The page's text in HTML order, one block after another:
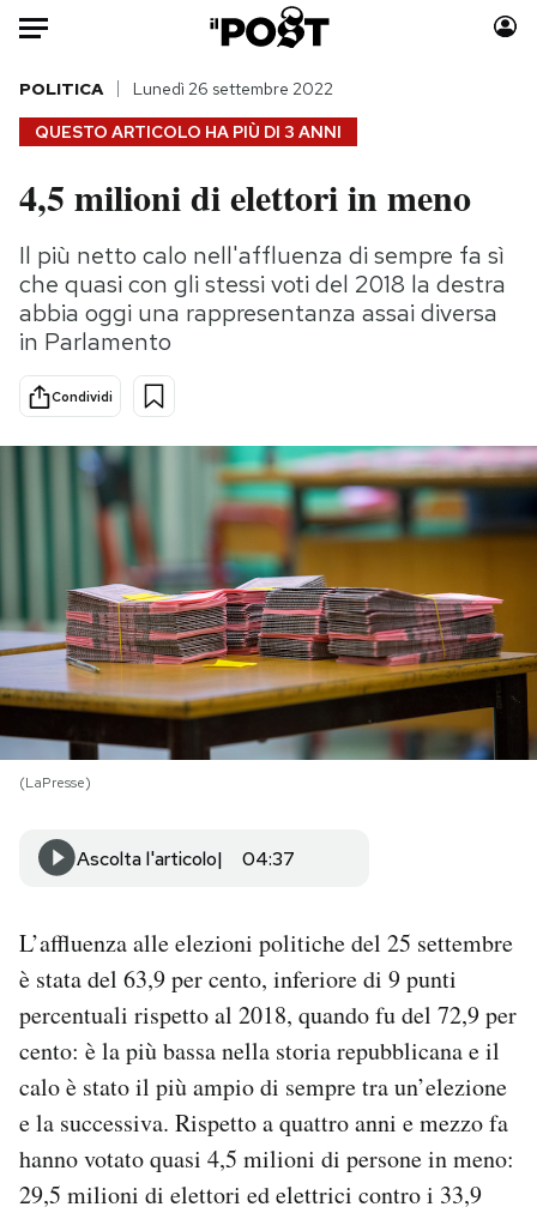
Auto
HOME
Italia
Politica
Tecnologia
Internet
Scienza
Cultura
Economia
Sport
Moda
Consumismi
Altrecose
Mondiali calcio 2026
PODCAST
NEWSLETTER
I MIEI PREFERITI
AREA PERSONALE
Area Personale
Newsletter
Notifiche mobile
Regala il Post
Hai bisogno di aiuto?
Esci
QUESTO ARTICOLO HA PIÙ DI 3 ANNI
POLITICA Lunedì 26 settembre 2022
4,5 milioni di elettori in meno
Il più netto calo nell'affluenza di sempre fa sì
che quasi con gli stessi voti del 2018 la destra
abbia oggi una rappresentanza assai diversa
in Parlamento
Condividi
(LaPresse)
Ascolta l'articolo 04:37
L’affluenza alle elezioni politiche del 25 settembre
è stata del 63,9 per cento, inferiore di 9 punti
percentuali rispetto al 2018, quando fu del 72,9 per
cento: è la più bassa nella storia repubblicana e il
calo è stato il più ampio di sempre tra un’elezione
e la successiva. Rispetto a quattro anni e mezzo fa
hanno votato quasi 4,5 milioni di persone in meno:
29,5 milioni di elettori ed elettrici contro i 33,9